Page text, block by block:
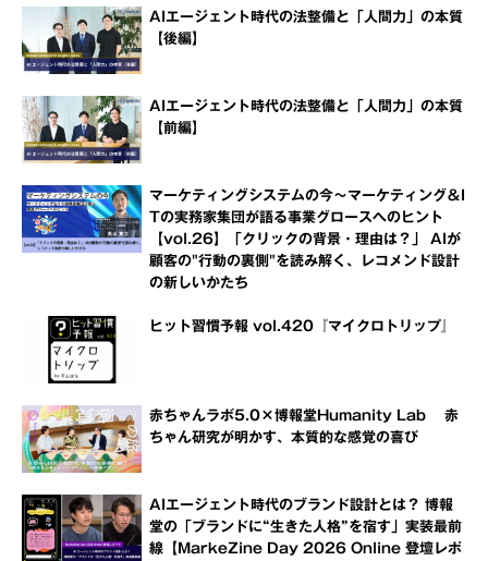
AIエージェント時代の法整備と「人間力」の本質
【後編】
AIエージェント時代の法整備と「人間力」の本質
【前編】
マーケティングシステムの今～マーケティング＆I
Tの実務家集団が語る事業グロースへのヒント
【vol.26】「クリックの背景・理由は？」 AIが
顧客の"行動の裏側"を読み解く、レコメンド設計
の新しいかたち
ヒット習慣予報 vol.420『マイクロトリップ』
赤ちゃんラボ5.0×博報堂Humanity Lab 赤
ちゃん研究が明かす、本質的な感覚の喜び
AIエージェント時代のブランド設計とは？ 博報
堂の「ブランドに“生きた人格”を宿す」実装最前
線【MarkeZine Day 2026 Online 登壇レポ